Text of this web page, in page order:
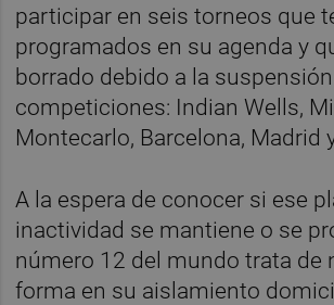
participar en seis torneos que
programados en su agenda y
borrado debido a la
competiciones: Indian Wells,
Montecarlo, Barcelona, Madrid
A la espera de conocer si ese
inactividad se mantiene o se
número 12 del mundo trata de
forma en su aislamiento